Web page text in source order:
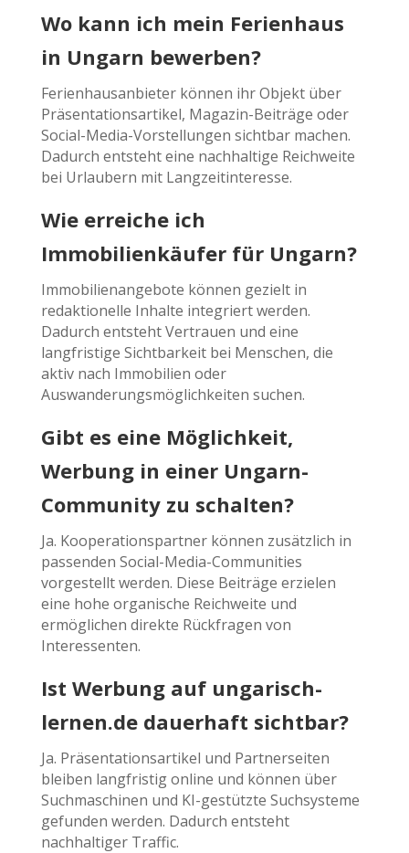
Wo kann ich mein Ferienhaus
in Ungarn bewerben?
Ferienhausanbieter können ihr Objekt über
Präsentationsartikel, Magazin-Beiträge oder
Social-Media-Vorstellungen sichtbar machen.
Dadurch entsteht eine nachhaltige Reichweite
bei Urlaubern mit Langzeitinteresse.
Wie erreiche ich
Immobilienkäufer für Ungarn?
Immobilienangebote können gezielt in
redaktionelle Inhalte integriert werden.
Dadurch entsteht Vertrauen und eine
langfristige Sichtbarkeit bei Menschen, die
aktiv nach Immobilien oder
Auswanderungsmöglichkeiten suchen.
Gibt es eine Möglichkeit,
Werbung in einer Ungarn-
Community zu schalten?
Ja. Kooperationspartner können zusätzlich in
passenden Social-Media-Communities
vorgestellt werden. Diese Beiträge erzielen
eine hohe organische Reichweite und
ermöglichen direkte Rückfragen von
Interessenten.
Ist Werbung auf ungarisch-
lernen.de dauerhaft sichtbar?
Ja. Präsentationsartikel und Partnerseiten
bleiben langfristig online und können über
Suchmaschinen und KI-gestützte Suchsysteme
gefunden werden. Dadurch entsteht
nachhaltiger Traffic.